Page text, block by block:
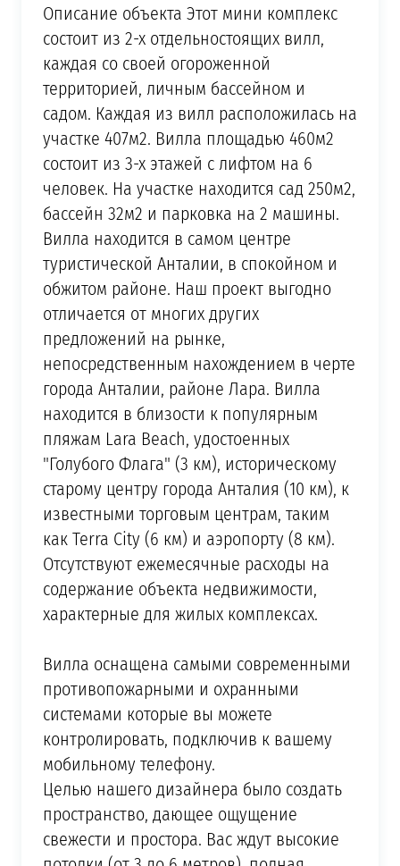
Описание объекта Этот мини комплекс
состоит из 2-х отдельностоящих вилл,
каждая со своей огороженной
территорией, личным бассейном и
садом. Каждая из вилл расположилась на
участке 407м2. Вилла площадью 460м2
состоит из 3-х этажей с лифтом на 6
человек. На участке находится сад 250м2,
бассейн 32м2 и парковка на 2 машины.
Вилла находится в самом центре
туристической Анталии, в спокойном и
обжитом районе. Наш проект выгодно
отличается от многих других
предложений на рынке,
непосредственным нахождением в черте
города Анталии, районе Лара. Вилла
находится в близости к популярным
пляжам Lara Beach, удостоенных
"Голубого Флага" (3 км), историческому
старому центру города Анталия (10 км), к
известными торговым центрам, таким
как Terra City (6 км) и аэропорту (8 км).
Отсутствуют ежемесячные расходы на
содержание объекта недвижимости,
характерные для жилых комплексах.
Вилла оснащена самыми современными
противопожарными и охранными
системами которые вы можете
контролировать, подключив к вашему
мобильному телефону.
Целью нашего дизайнера было создать
пространство, дающее ощущение
свежести и простора. Вас ждут высокие